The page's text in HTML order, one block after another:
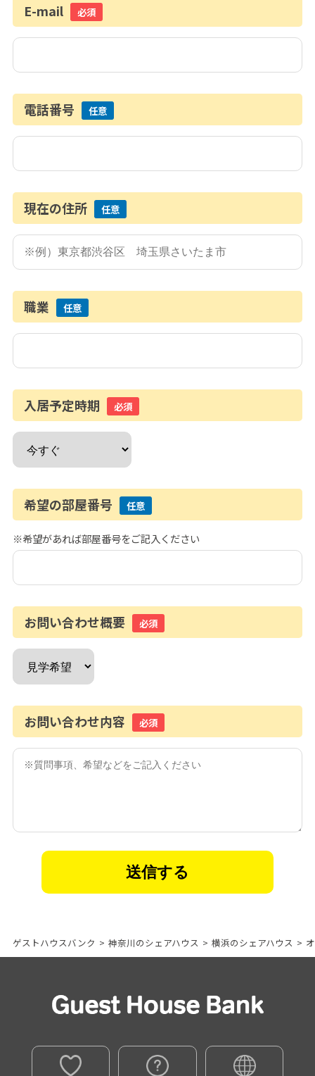
E-mail 必須
電話番号 任意
現在の住所 任意
職業 任意
入居予定時期 必須
希望の部屋番号 任意
※希望があれば部屋番号をご記入ください
お問い合わせ概要 必須
お問い合わせ内容 必須
ゲストハウスバンク > 神奈川のシェアハウス > 横浜のシェアハウス >